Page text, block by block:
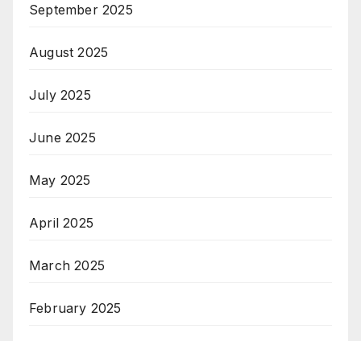
September 2025
August 2025
July 2025
June 2025
May 2025
April 2025
March 2025
February 2025